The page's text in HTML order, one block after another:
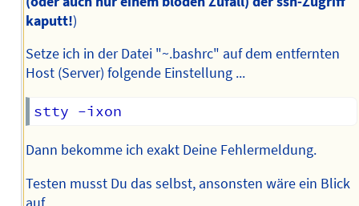
kaputt!)
Setze ich in der Datei "~.bashrc" auf dem entfernten
Host (Server) folgende Einstellung ...
Dann bekomme ich exakt Deine Fehlermeldung.
Testen musst Du das selbst, ansonsten wäre ein Blick
auf